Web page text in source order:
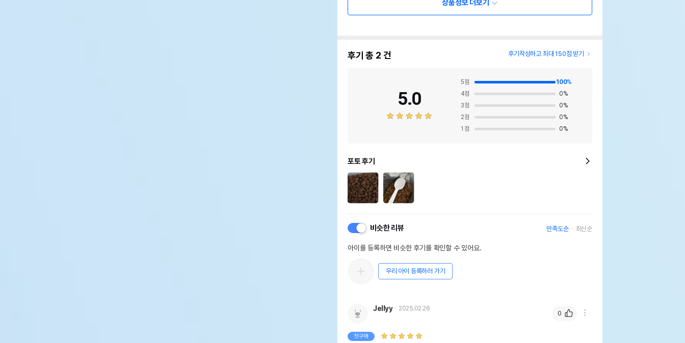
상품정보 더보기
후기 총 2 건 후기작성하고 최대 150점 받기
5.0
5점 100%
4점 0%
3점 0%
2점 0%
1 점 0%
포토 후기
비슷한 리뷰 만족도순 최신순
아이를 등록하면 비슷한 후기를 확인할 수 있어요.
우리 아이 등록하러 가기
Jellyy 2025.02.26
첫구매
0